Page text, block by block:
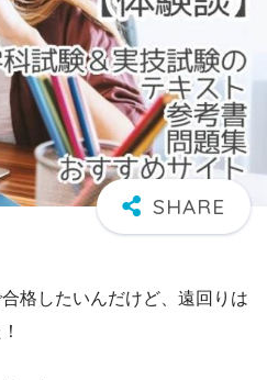
格したいんだけど、遠回りは